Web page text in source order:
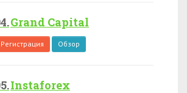
Grand Capital
Регистрация Обзор
Instaforex